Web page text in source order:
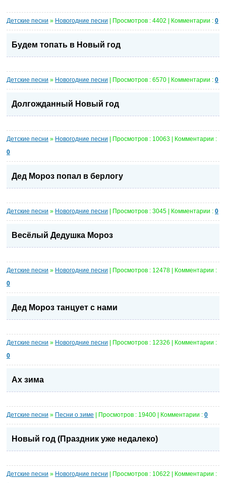
Детские песни » Новогодние песни | Просмотров : 4402 | Комментарии : 0
Будем топать в Новый год
Детские песни » Новогодние песни | Просмотров : 6570 | Комментарии : 0
Долгожданный Новый год
Детские песни » Новогодние песни | Просмотров : 10063 | Комментарии :
0
Дед Мороз попал в берлогу
Детские песни » Новогодние песни | Просмотров : 3045 | Комментарии : 0
Весёлый Дедушка Мороз
Детские песни » Новогодние песни | Просмотров : 12478 | Комментарии :
0
Дед Мороз танцует с нами
Детские песни » Новогодние песни | Просмотров : 12326 | Комментарии :
0
Ах зима
Детские песни » Песни о зиме | Просмотров : 19400 | Комментарии : 0
Новый год (Праздник уже недалеко)
Детские песни » Новогодние песни | Просмотров : 10622 | Комментарии :